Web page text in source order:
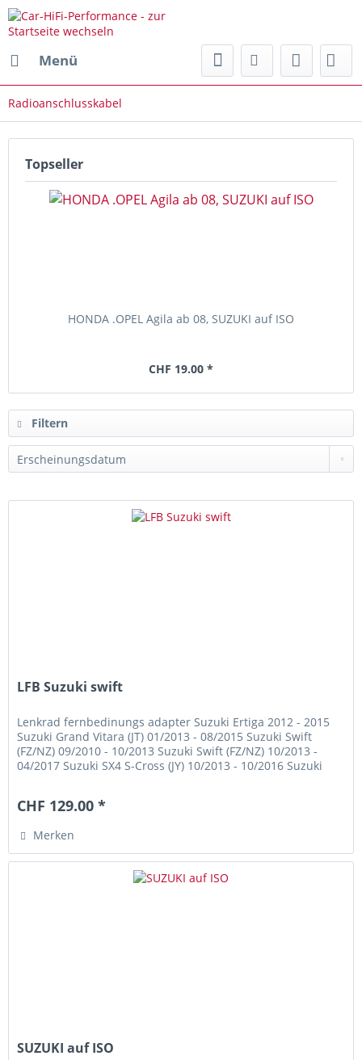
Menü
Radioanschlusskabel
Topseller
HONDA .OPEL Agila ab 08, SUZUKI auf ISO
CHF 19.00 *
Filtern
LFB Suzuki swift
Lenkrad fernbedinungs adapter Suzuki Ertiga 2012 - 2015
Suzuki Grand Vitara (JT) 01/2013 - 08/2015 Suzuki Swift
(FZ/NZ) 09/2010 - 10/2013 Suzuki Swift (FZ/NZ) 10/2013 -
04/2017 Suzuki SX4 S-Cross (JY) 10/2013 - 10/2016 Suzuki
CHF 129.00 *
Merken
SUZUKI auf ISO